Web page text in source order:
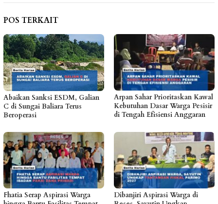
POS TERKAIT
Abaikan Sanksi ESDM, Galian
C di Sungai Baliara Terus
Beroperasi
Arpan Sahar Prioritaskan Kawal
Kebutuhan Dasar Warga Pesisir
di Tengah Efisiensi Anggaran
Fhatia Serap Aspirasi Warga
Dibanjiri Aspirasi Warga di